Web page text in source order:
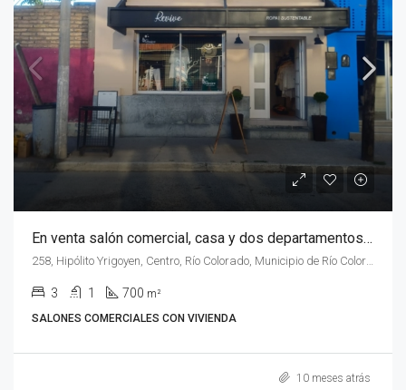
En venta salón comercial, casa y dos departamentos en calle Irigoyen Nº 258, de la ciudad de Rio Colorado, Rio Negro.
3 1 700 m²
SALONES COMERCIALES CON VIVIENDA
10 meses atrás